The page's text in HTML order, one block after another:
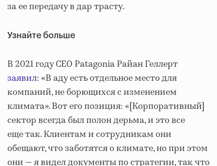
за ее передачу в дар трасту.
Узнайте больше
В 2021 году CEO Patagonia Райан Геллерт
заявил: «В аду есть отдельное место для
компаний, не борющихся с изменением
климата». Вот его позиция: «[Корпоративный]
сектор всегда был полон дерьма, и это все
еще так. Клиентам и сотрудникам они
обещают, что заботятся о климате, но при этом
они — я видел документы по стратегии, так что